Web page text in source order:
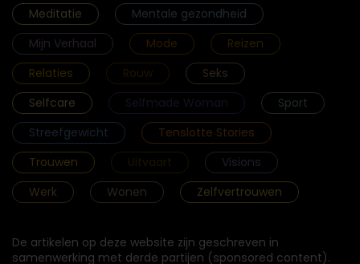
Meditatie
Mentale gezondheid
Mijn Verhaal
Mode
Reizen
Relaties
Rouw
Seks
Selfcare
Selfmade Woman
Sport
Streefgewicht
Tenslotte Stories
Trouwen
Uitvaart
Visions
Werk
Wonen Zelfvertrouwen
De artikelen op deze website zijn geschreven in
samenwerking met derde partijen (sponsored content).